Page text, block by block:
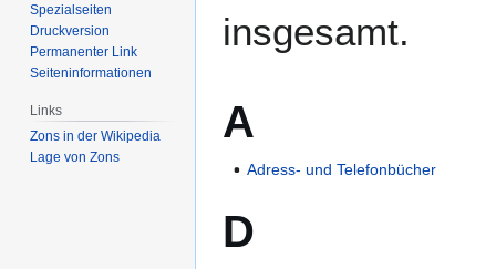
insgesamt.
A
Adress- und Telefonbücher
D
Spezialseiten
Druckversion
Permanenter Link
Seiten­­informationen
Links
Zons in der Wikipedia
Lage von Zons